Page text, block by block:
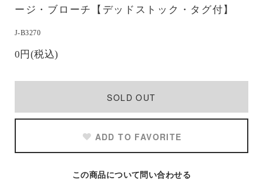
ージ・ブローチ【デッドストック・タグ付】
J-B3270
0円(税込)
SOLD OUT
ADD TO FAVORITE
この商品について問い合わせる